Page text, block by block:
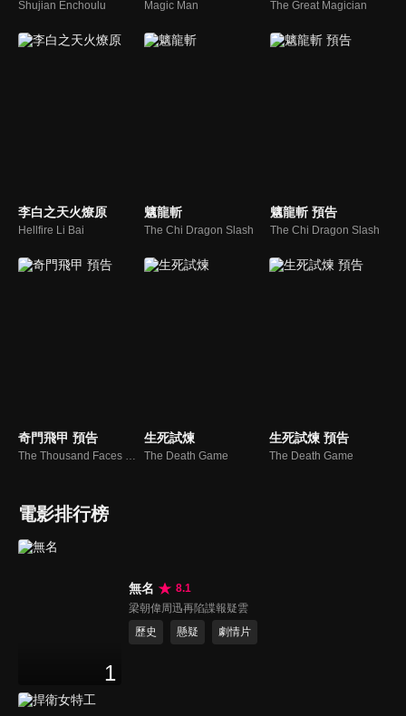
Shujian Enchoulu Magic Man The Great Magician
李白之天火燎原
Hellfire Li Bai
魑龍斬
The Chi Dragon Slash
魑龍斬 預告
The Chi Dragon Slash
奇門飛甲 預告 生死試煉
The Death Game
生死試煉 預告
The Death Game
電影排行榜
1
無名
8.1
梁朝偉周迅再陷諜報疑雲
歷史
懸疑 劇情片